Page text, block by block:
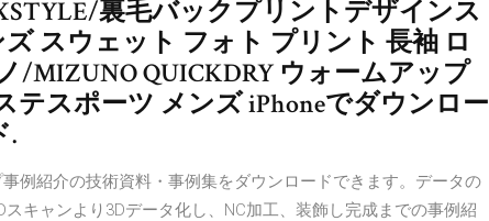
裏毛バックプリントデザインス
スウェット フォト プリント 長袖 ロ
/MIZUNO QUICKDRY ウォームアップ
テスポーツ メンズ iPhoneでダウンロー
.
例紹介の技術資料・事例集をダウンロードできます。データの
キャンより3Dデータ化し、NC加工、装飾し完成までの事例紹